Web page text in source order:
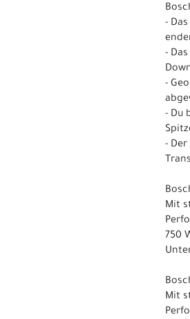
-
-
-
- Du
-
Mit
750
Mit